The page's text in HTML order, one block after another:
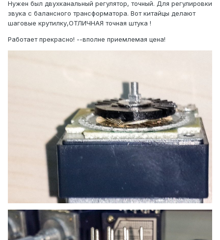
Нужен был двухканальный регулятор, точный. Для регулировки
звука с балансного трансформатора. Вот китайцы делают
шаговые крутилку,ОТЛИЧНАЯ точная штука !
Работает прекрасно! --вполне приемлемая цена!